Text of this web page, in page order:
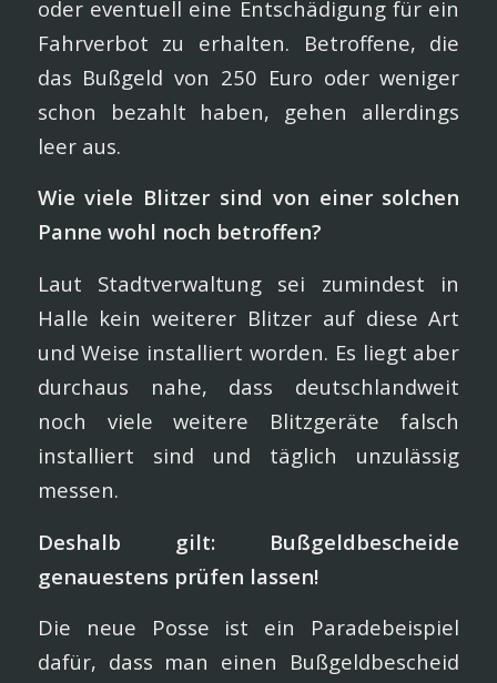
oder eventuell eine Entschädigung für ein
Fahrverbot zu erhalten. Betroffene, die
das Bußgeld von 250 Euro oder weniger
schon bezahlt haben, gehen allerdings
leer aus.
Wie viele Blitzer sind von einer solchen
Panne wohl noch betroffen?
Laut Stadtverwaltung sei zumindest in
Halle kein weiterer Blitzer auf diese Art
und Weise installiert worden. Es liegt aber
durchaus nahe, dass deutschlandweit
noch viele weitere Blitzgeräte falsch
installiert sind und täglich unzulässig
messen.
Deshalb gilt: Bußgeldbescheide
genauestens prüfen lassen!
Die neue Posse ist ein Paradebeispiel
dafür, dass man einen Bußgeldbescheid